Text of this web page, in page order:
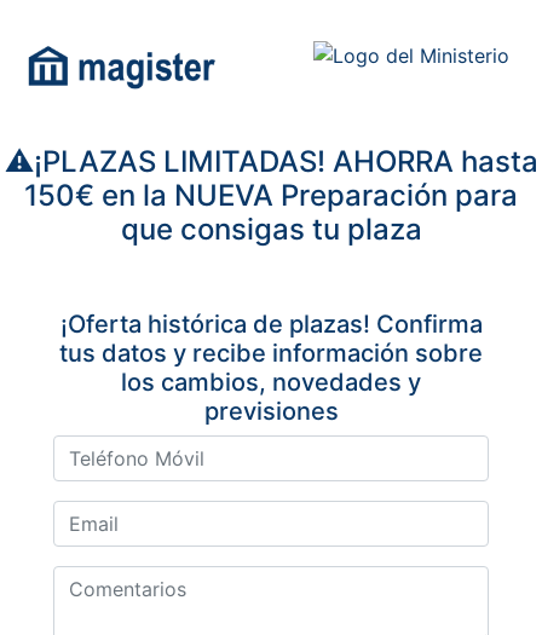
⚠️¡PLAZAS LIMITADAS! AHORRA hasta
150€ en la NUEVA Preparación para
que consigas tu plaza
¡Oferta histórica de plazas! Confirma
tus datos y recibe información sobre
los cambios, novedades y
previsiones